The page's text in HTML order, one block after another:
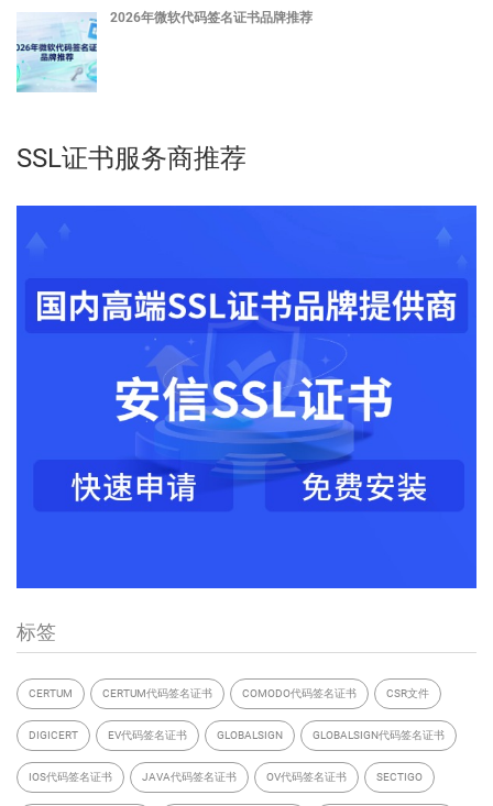
2026年微软代码签名证书品牌推荐
SSL证书服务商推荐
标签
CERTUM CERTUM代码签名证书 COMODO代码签名证书 CSR文件
DIGICERT EV代码签名证书 GLOBALSIGN GLOBALSIGN代码签名证书
IOS代码签名证书 JAVA代码签名证书 OV代码签名证书 SECTIGO